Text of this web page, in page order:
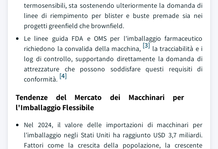
termosensibili, sta sostenendo ulteriormente la domanda di
linee di riempimento per blister e buste premade sia nei
progetti greenfield che brownfield.
Le linee guida FDA e OMS per l'imballaggio farmaceutico
richiedono la convalida della macchina, [3] la tracciabilità e i
log di controllo, supportando direttamente la domanda di
attrezzature che possono soddisfare questi requisiti di
conformità. [4]
Tendenze del Mercato dei Macchinari per
l'Imballaggio Flessibile
Nel 2024, il valore delle importazioni di macchinari per
l'imballaggio negli Stati Uniti ha raggiunto USD 3,7 miliardi.
Fattori come la crescita della popolazione, la crescente